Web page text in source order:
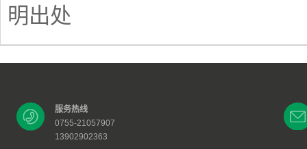
明出处
服务热线
0755-21057907
13902902363